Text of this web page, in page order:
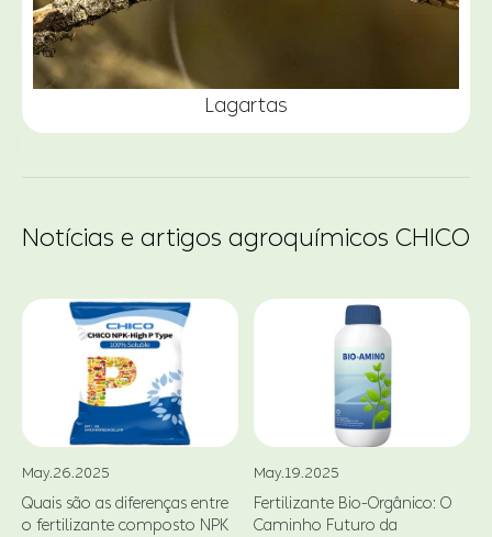
Lagartas
Notícias e artigos agroquímicos CHICO
May.26.2025
Quais são as diferenças entre
o fertilizante composto NPK
May.19.2025
Fertilizante Bio-Orgânico: O
Caminho Futuro da